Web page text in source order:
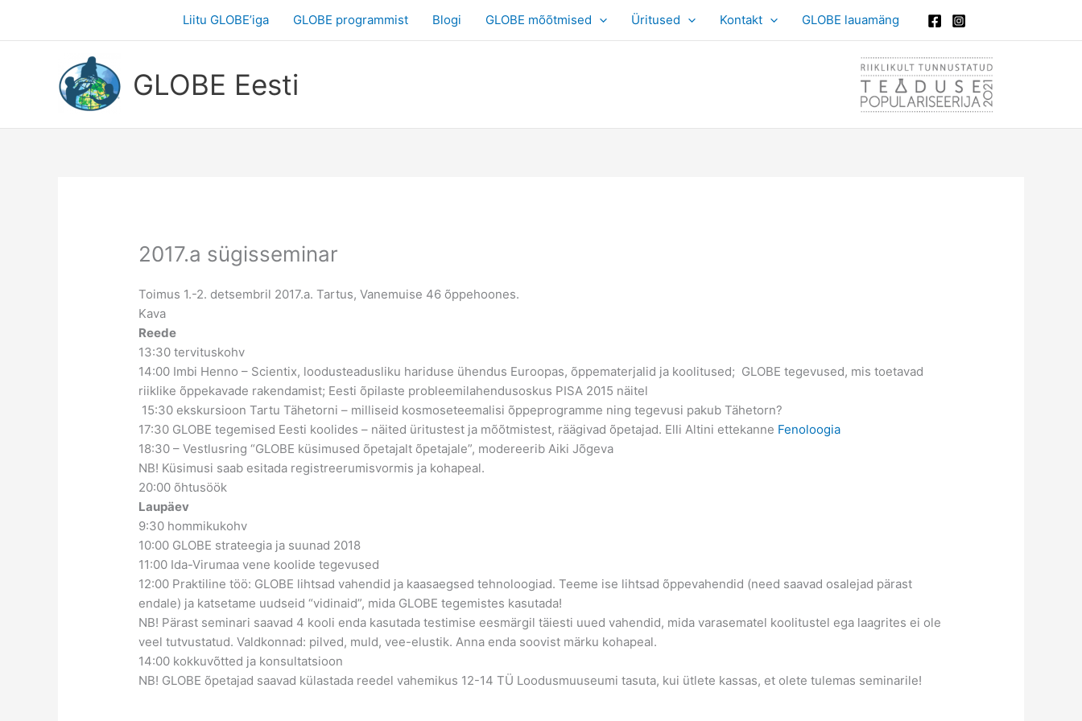
Liitu GLOBE’iga GLOBE programmist Blogi GLOBE mõõtmised Üritused Kontakt GLOBE lauamäng
GLOBE Eesti
2017.a sügisseminar
Toimus 1.-2. detsembril 2017.a. Tartus, Vanemuise 46 õppehoones.
Kava
Reede
13:30 tervituskohv
14:00 Imbi Henno – Scientix, loodusteadusliku hariduse ühendus Euroopas, õppematerjalid ja koolitused; GLOBE tegevused, mis toetavad
riiklike õppekavade rakendamist; Eesti õpilaste probleemilahendusoskus PISA 2015 näitel
15:30 ekskursioon Tartu Tähetorni – milliseid kosmoseteemalisi õppeprogramme ning tegevusi pakub Tähetorn?
17:30 GLOBE tegemised Eesti koolides – näited üritustest ja mõõtmistest, räägivad õpetajad. Elli Altini ettekanne Fenoloogia
18:30 – Vestlusring “GLOBE küsimused õpetajalt õpetajale”, modereerib Aiki Jõgeva
NB! Küsimusi saab esitada registreerumisvormis ja kohapeal.
20:00 õhtusöök
Laupäev
9:30 hommikukohv
10:00 GLOBE strateegia ja suunad 2018
11:00 Ida-Virumaa vene koolide tegevused
12:00 Praktiline töö: GLOBE lihtsad vahendid ja kaasaegsed tehnoloogiad. Teeme ise lihtsad õppevahendid (need saavad osalejad pärast
endale) ja katsetame uudseid “vidinaid”, mida GLOBE tegemistes kasutada!
NB! Pärast seminari saavad 4 kooli enda kasutada testimise eesmärgil täiesti uued vahendid, mida varasematel koolitustel ega laagrites ei ole
veel tutvustatud. Valdkonnad: pilved, muld, vee-elustik. Anna enda soovist märku kohapeal.
14:00 kokkuvõtted ja konsultatsioon
NB! GLOBE õpetajad saavad külastada reedel vahemikus 12-14 TÜ Loodusmuuseumi tasuta, kui ütlete kassas, et olete tulemas seminarile!